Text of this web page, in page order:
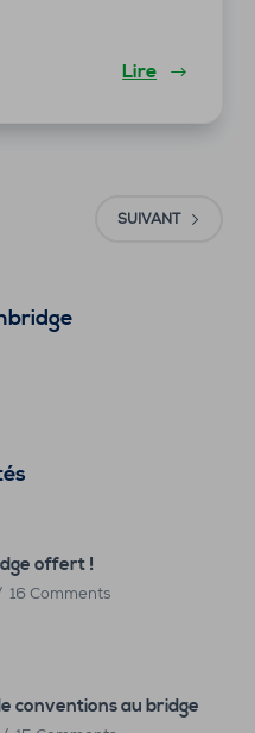
Lire
SUIVANT
offert !
16 Comments
conventions au bridge